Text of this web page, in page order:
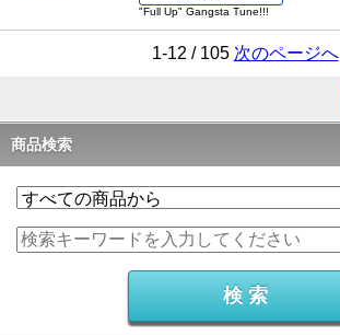
"Full Up" Gangsta Tune!!!
1-12 / 105 次のページへ
商品検索